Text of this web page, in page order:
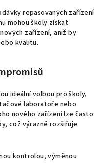
repasovaných zařízení
mohou školy získat
zařízení, aniž by
kvalitu.
ideální volbou pro školy,
laboratoře nebo
nového zařízení lze často
což výrazně rozšiřuje
kontrolou, výměnou